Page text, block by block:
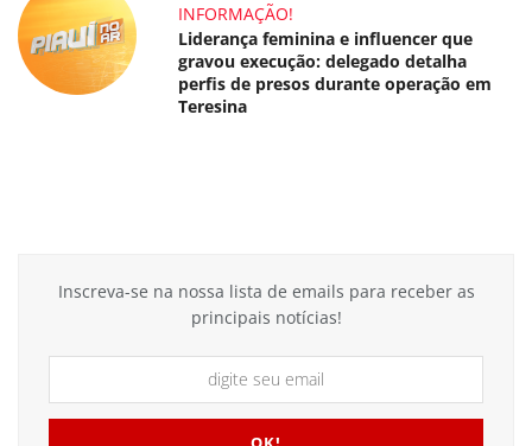
INFORMAÇÃO!
Liderança feminina e influencer que
gravou execução: delegado detalha
perfis de presos durante operação em
Teresina
Inscreva-se na nossa lista de emails para receber as
principais notícias!